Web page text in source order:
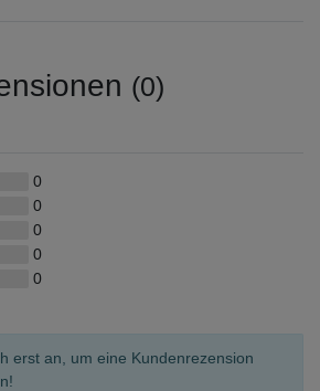
(0)
0
0
0
0
0
erst an, um eine Kundenrezension